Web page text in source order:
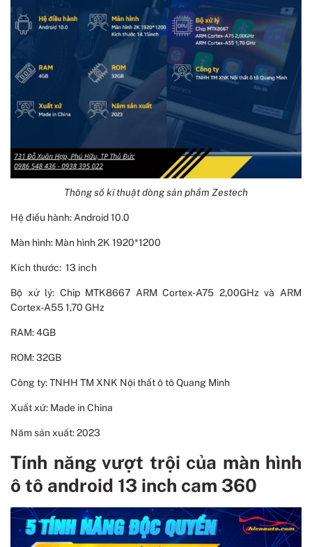
Thông số kĩ thuật dòng sản phẩm Zestech
Hệ điều hành: Android 10.0
Màn hình: Màn hình 2K 1920*1200
Kích thước: 13 inch
Bộ xử lý: Chip MTK8667 ARM Cortex-A75 2,00GHz và ARM
Cortex-A55 1,70 GHz
RAM: 4GB
ROM: 32GB
Công ty: TNHH TM XNK Nội thất ô tô Quang Minh
Xuất xứ: Made in China
Năm sản xuất: 2023
Tính năng vượt trội của màn hình
ô tô android 13 inch cam 360